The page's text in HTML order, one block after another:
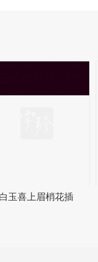
玉喜上眉梢花插